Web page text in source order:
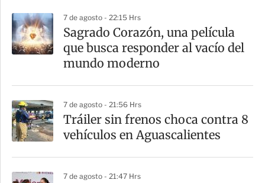
7 de agosto - 22:15 Hrs
Sagrado Corazón, una película
que busca responder al vacío del
mundo moderno
7 de agosto - 21:56 Hrs
Tráiler sin frenos choca contra 8
vehículos en Aguascalientes
7 de agosto - 21:47 Hrs